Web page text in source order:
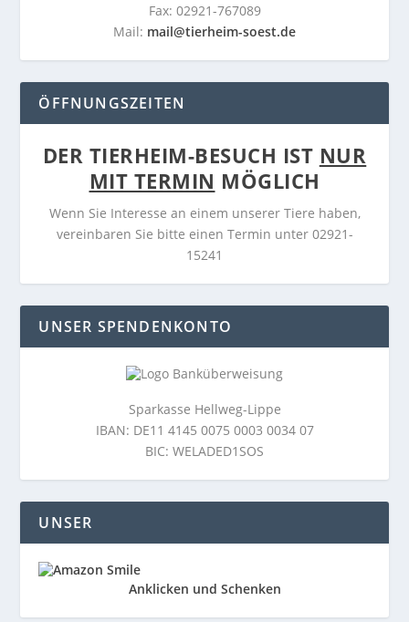
Fax: 02921-767089
Mail: mail@tierheim-soest.de
ÖFFNUNGSZEITEN
DER TIERHEIM-BESUCH IST NUR
MIT TERMIN MÖGLICH
Wenn Sie Interesse an einem unserer Tiere haben,
vereinbaren Sie bitte einen Termin unter 02921-
15241
UNSER SPENDENKONTO
Sparkasse Hellweg-Lippe
IBAN: DE11 4145 0075 0003 0034 07
BIC: WELADED1SOS
UNSER
Anklicken und Schenken